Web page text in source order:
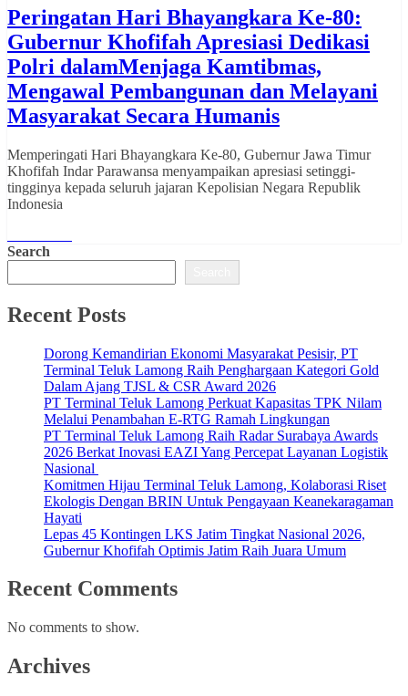
Peringatan Hari Bhayangkara Ke-80:
Gubernur Khofifah Apresiasi Dedikasi
Polri dalamMenjaga Kamtibmas,
Mengawal Pembangunan dan Melayani
Masyarakat Secara Humanis
Memperingati Hari Bhayangkara Ke-80, Gubernur Jawa Timur
Khofifah Indar Parawansa menyampaikan apresiasi setinggi-
tingginya kepada seluruh jajaran Kepolisian Negara Republik
Indonesia
Search
Recent Posts
Dorong Kemandirian Ekonomi Masyarakat Pesisir, PT
Terminal Teluk Lamong Raih Penghargaan Kategori Gold
Dalam Ajang TJSL & CSR Award 2026
PT Terminal Teluk Lamong Perkuat Kapasitas TPK Nilam
Melalui Penambahan E-RTG Ramah Lingkungan
PT Terminal Teluk Lamong Raih Radar Surabaya Awards
2026 Berkat Inovasi EAZI Yang Percepat Layanan Logistik
Nasional
Komitmen Hijau Terminal Teluk Lamong, Kolaborasi Riset
Ekologis Dengan BRIN Untuk Pengayaan Keanekaragaman
Hayati
Lepas 45 Kontingen LKS Jatim Tingkat Nasional 2026,
Gubernur Khofifah Optimis Jatim Raih Juara Umum
Recent Comments
No comments to show.
Archives